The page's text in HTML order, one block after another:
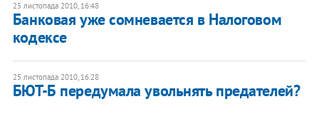
25 листопада 2010, 16:48
Банковая уже сомневается в Налоговом
кодексе
25 листопада 2010, 16:28
БЮТ-Б передумала увольнять предателей?